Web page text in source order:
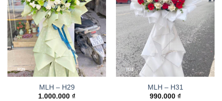
MLH – H29
1.000.000 ₫
MLH – H31
990.000 ₫